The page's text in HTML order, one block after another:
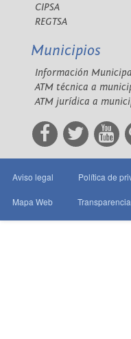
CIPSA
REGTSA
Municipios
Información
ATM técnica a
ATM jurídica a
Aviso legal Política de
Mapa Web Transparencia